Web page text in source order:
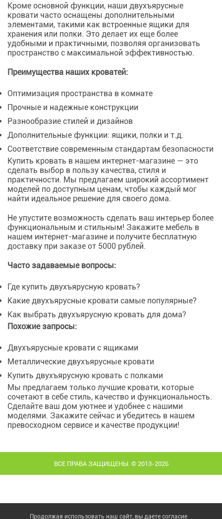
Кроме основной функции, наши двухъярусные
кровати часто оснащены дополнительными
элементами, такими как встроенные ящики для
хранения или полки. Это делает их еще более
удобными и практичными, позволяя организовать
пространство с максимальной эффективностью.
Преимущества наших кроватей:
Оптимизация пространства в комнате
Прочные и надежные конструкции
Разнообразие стилей и дизайнов
Дополнительные функции: ящики, полки и т.д.
Соответствие современным стандартам безопасности
Купить кровать в нашем интернет-магазине — это
сделать выбор в пользу качества, стиля и
практичности. Мы предлагаем широкий ассортимент
моделей по доступным ценам, чтобы каждый мог
найти идеальное решение для своего дома.
Не упустите возможность сделать ваш интерьер более
функциональным и стильным! Закажите мебель в
нашем интернет-магазине и получите бесплатную
доставку при заказе от 5000 рублей.
Часто задаваемые вопросы:
Где купить двухъярусную кровать?
Какие двухъярусные кровати самые популярные?
Как выбрать двухъярусную кровать для дома?
Похожие запросы:
Двухъярусные кровати с ящиками
Металлические двухъярусные кровати
Купить двухъярусную кровать с полками
Мы предлагаем только лучшие кровати, которые
сочетают в себе стиль, качество и функциональность.
Сделайте ваш дом уютнее и удобнее с нашими
моделями. Закажите сейчас и убедитесь в нашем
превосходном сервисе и качестве продукции!
ВСЕ ПРАВА ЗАЩИЩЕНЫ. © 2013-2026
Продолжая использовать наш сайт, вы даете согласие